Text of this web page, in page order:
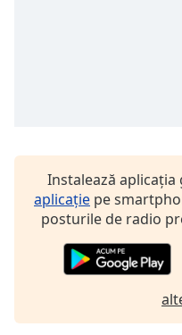
the
window.Instalează
aplicație pe
posturile de radio